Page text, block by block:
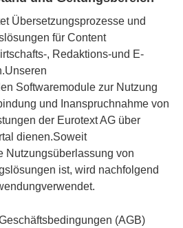
Übersetzungsprozesse und
für Content
, Redaktions-und E-
Softwaremodule zur Nutzung
und Inanspruchnahme von
der Eurotext AG über
dienen.Soweit
Nutzungsüberlassung von
ist, wird nachfolgend
(AGB)